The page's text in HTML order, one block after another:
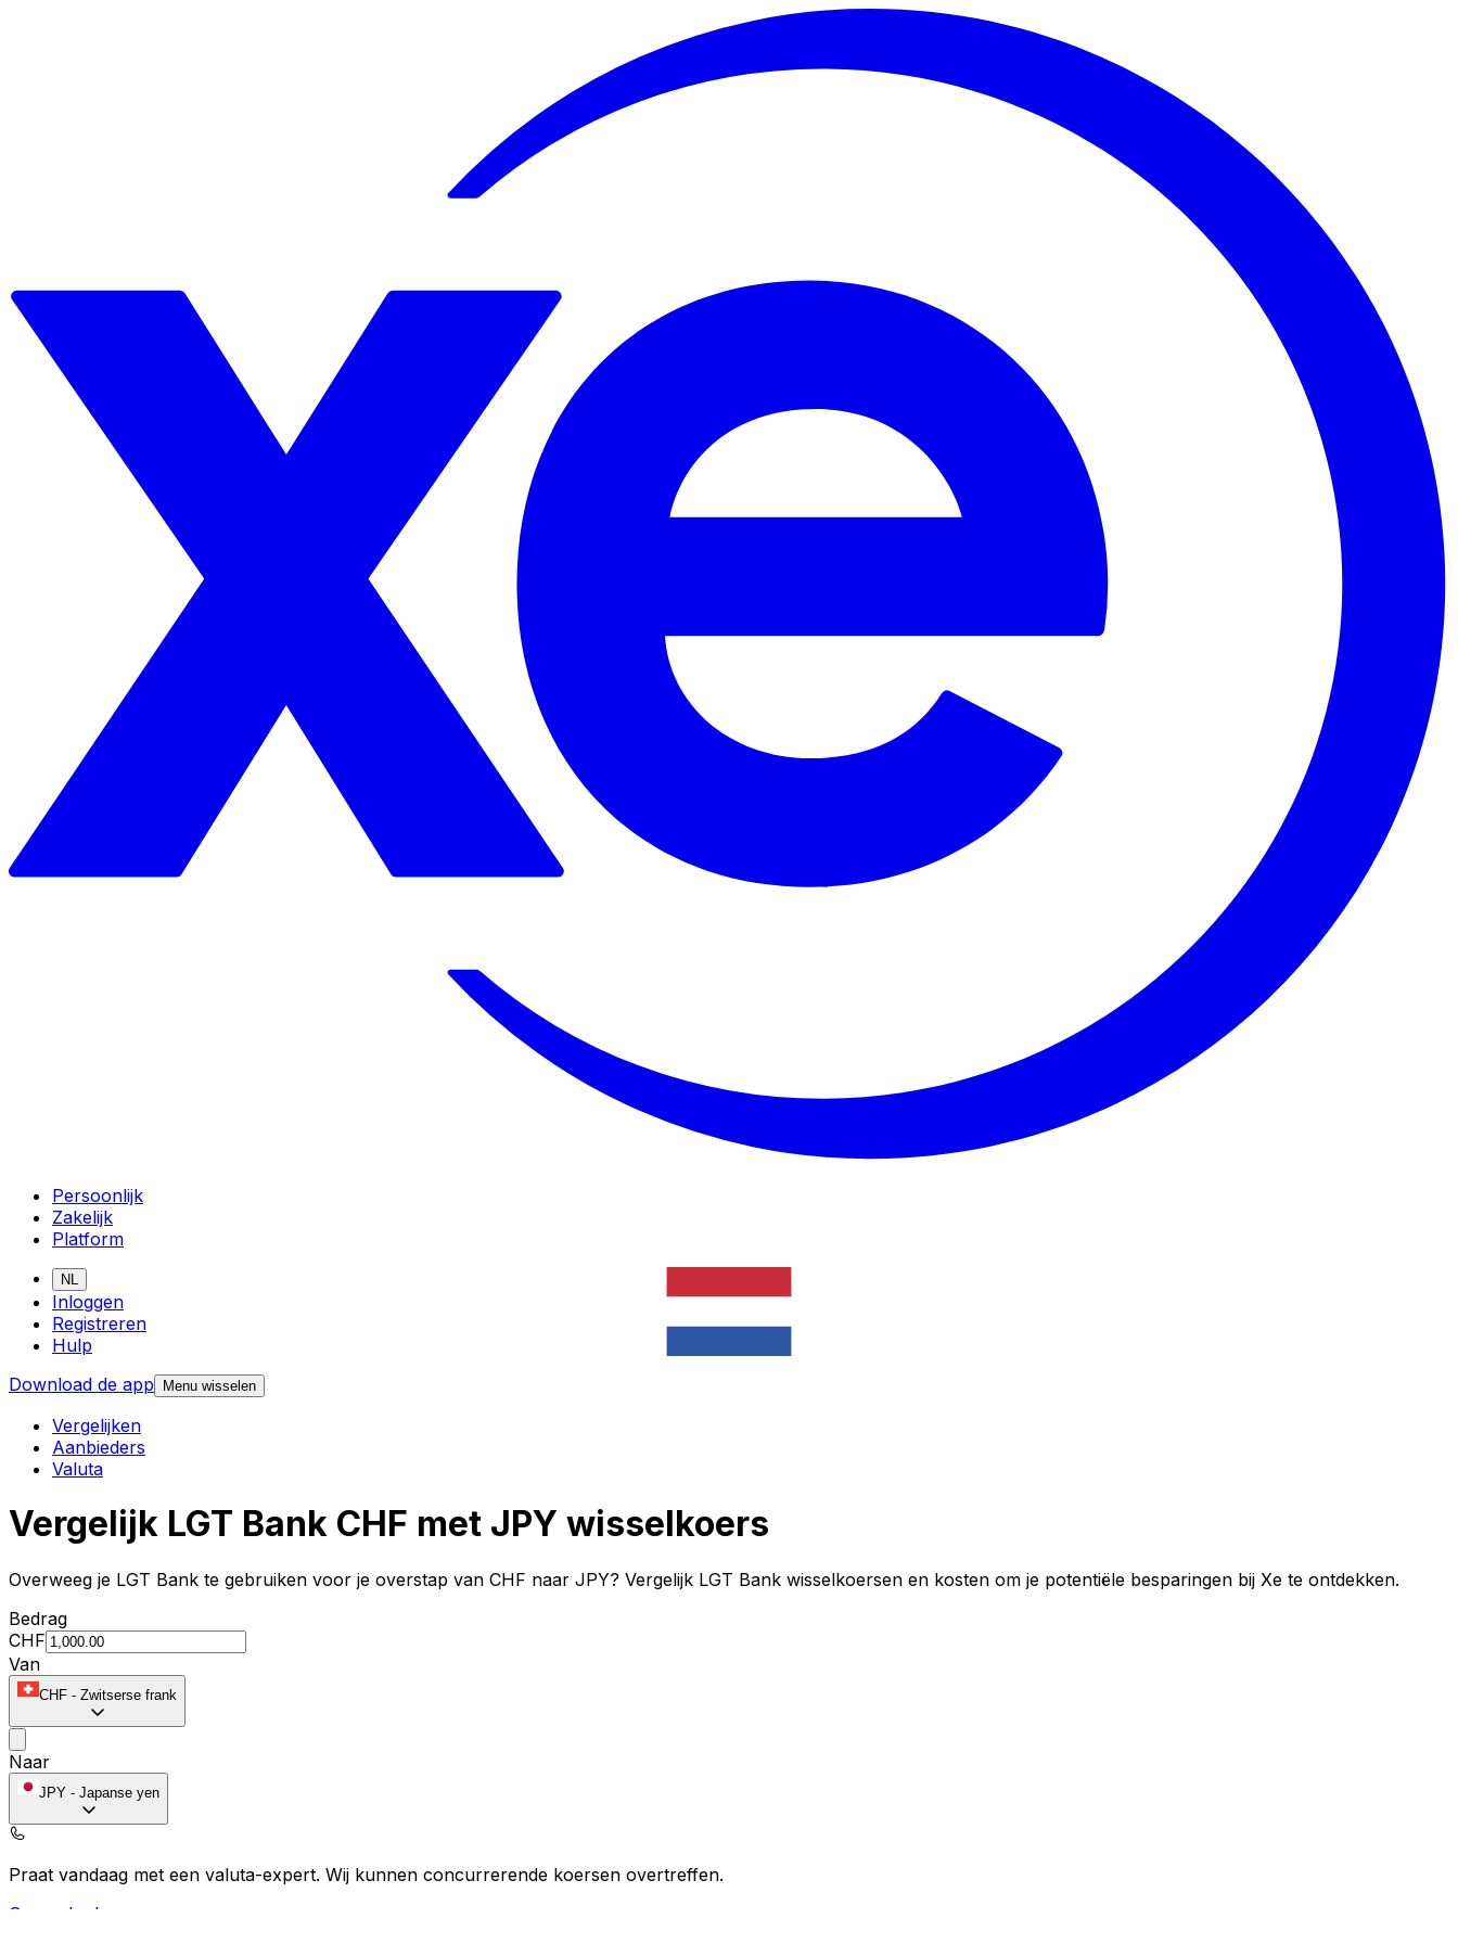
Persoonlijk
Zakelijk
Platform
NL
Inloggen
Registreren
Hulp
Download de app
Menu wisselen
Vergelijken
Aanbieders
Valuta
Vergelijk LGT Bank CHF met JPY wisselkoers
Overweeg je LGT Bank te gebruiken voor je overstap van CHF naar JPY? Vergelijk LGT Bank wisselkoersen en kosten om je potentiële besparingen bij Xe te ontdekken.
Bedrag
CHF
Van
CHF - Zwitserse frank
Naar
JPY - Japanse yen
Praat vandaag met een valuta-expert. Wij kunnen concurrerende koersen overtreffen.
Gesprek plannen